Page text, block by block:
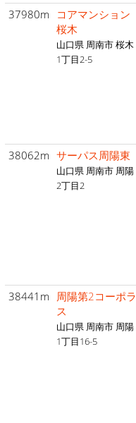
37980m
コアマンション
桜木
山口県 周南市 桜木
1丁目2-5
38062m サーパス周陽東
山口県 周南市 周陽
2丁目2
38441m 周陽第2コーポラ
ス
山口県 周南市 周陽
1丁目16-5